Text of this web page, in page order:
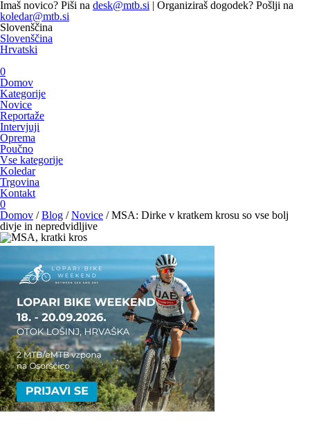
Imaš novico? Piši na desk@mtb.si | Organiziraš dogodek? Pošlji na
koledar@mtb.si
Slovenščina
Slovenščina
Hrvatski
0
Domov
Kategorije
Novice
Reportaže
Intervjuji
Oprema
Poučno
Vse kategorije
Koledar
Trgovina
Kontakt
0
Domov /Blog /Novice /MSA: Dirke v kratkem krosu so vse bolj
divje in nepredvidljive